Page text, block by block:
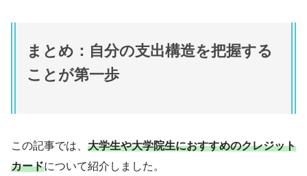
まとめ：自分の支出構造を把握する
ことが第一歩
この記事では、 大学生や大学院生におすすめのクレジット
カードについて紹介しました。